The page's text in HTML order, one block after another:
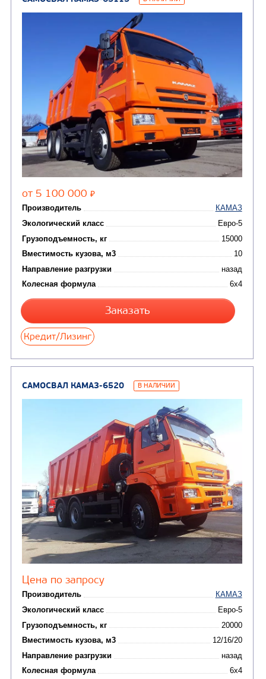
ПОДЪЕМНО-
ТРАНСПОРТНАЯ
Автогидроподъемники
САМОСВАЛ КАМАЗ-65115
от 5 100 000₽
Производитель
Экологический класс
Грузоподъемность, кг
Вместимость кузова, м3
Направление разгрузки
Колесная формула